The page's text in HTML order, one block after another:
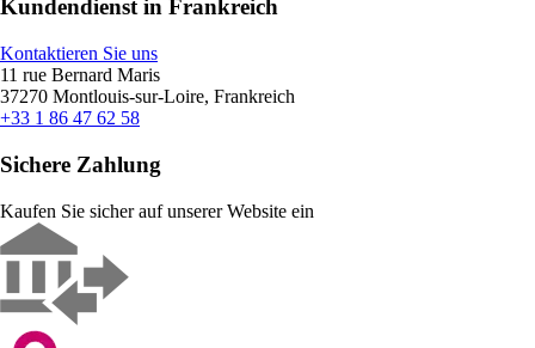
Kundendienst in Frankreich
Kontaktieren Sie uns
11 rue Bernard Maris
37270 Montlouis-sur-Loire, Frankreich
+33 1 86 47 62 58
Sichere Zahlung
Kaufen Sie sicher auf unserer Website ein